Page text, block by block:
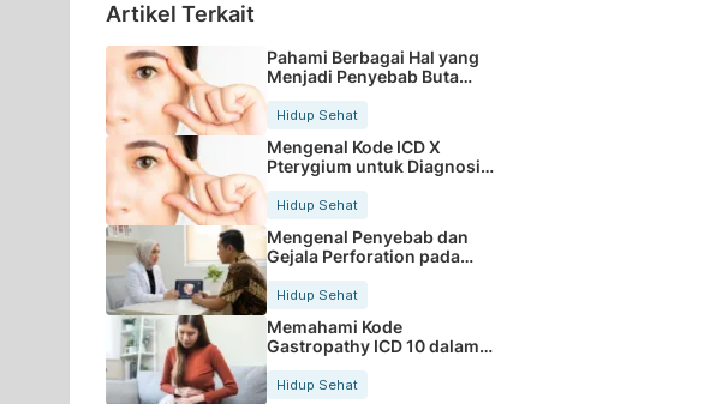
Artikel Terkait
Pahami Berbagai Hal yang
Menjadi Penyebab Buta
Hidup Sehat
Mengenal Kode ICD X
Pterygium untuk Diagnosis
Hidup Sehat
Mengenal Penyebab dan
Gejala Perforation pada
Tubuh
Hidup Sehat
Memahami Kode
Gastropathy ICD 10 dalam
Rekam Medis Pasien
Hidup Sehat